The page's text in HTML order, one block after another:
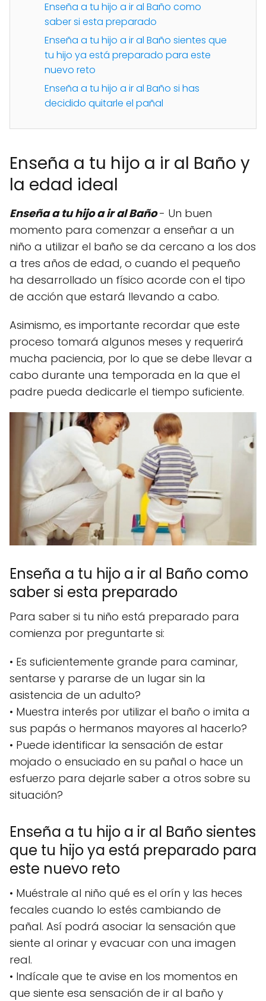
Enseña a tu hijo a ir al Baño como
saber si esta preparado
Enseña a tu hijo a ir al Baño sientes que
tu hijo ya está preparado para este
nuevo reto
Enseña a tu hijo a ir al Baño si has
decidido quitarle el pañal
Enseña a tu hijo a ir al Baño y
la edad ideal
Enseña a tu hijo a ir al Baño - Un buen
momento para comenzar a enseñar a un
niño a utilizar el baño se da cercano a los dos
a tres años de edad, o cuando el pequeño
ha desarrollado un físico acorde con el tipo
de acción que estará llevando a cabo.
Asimismo, es importante recordar que este
proceso tomará algunos meses y requerirá
mucha paciencia, por lo que se debe llevar a
cabo durante una temporada en la que el
padre pueda dedicarle el tiempo suficiente.
Enseña a tu hijo a ir al Baño como
saber si esta preparado
Para saber si tu niño está preparado para
comienza por preguntarte si:
• Es suficientemente grande para caminar,
sentarse y pararse de un lugar sin la
asistencia de un adulto?
• Muestra interés por utilizar el baño o imita a
sus papás o hermanos mayores al hacerlo?
• Puede identificar la sensación de estar
mojado o ensuciado en su pañal o hace un
esfuerzo para dejarle saber a otros sobre su
situación?
Enseña a tu hijo a ir al Baño sientes
que tu hijo ya está preparado para
este nuevo reto
• Muéstrale al niño qué es el orín y las heces
fecales cuando lo estés cambiando de
pañal. Así podrá asociar la sensación que
siente al orinar y evacuar con una imagen
real.
• Indícale que te avise en los momentos en
que siente esa sensación de ir al baño y